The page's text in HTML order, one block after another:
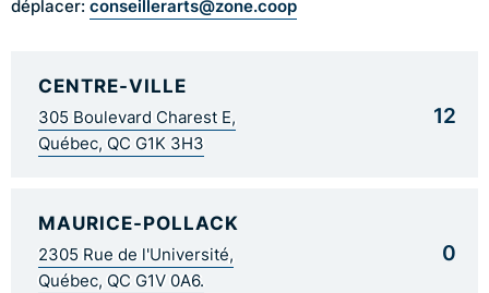
déplacer: conseillerarts@zone.coop
CENTRE-VILLE
305 Boulevard Charest E,
Québec, QC G1K 3H3
12
MAURICE-POLLACK
2305 Rue de l'Université,
Québec, QC G1V 0A6.
0